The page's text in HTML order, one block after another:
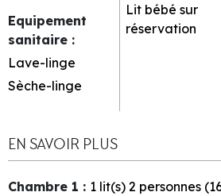
Equipement
sanitaire :
Lave-linge
Sèche-linge
Lit bébé sur
réservation
EN SAVOIR PLUS
Chambre 1 : 1 lit(s) 2 personnes